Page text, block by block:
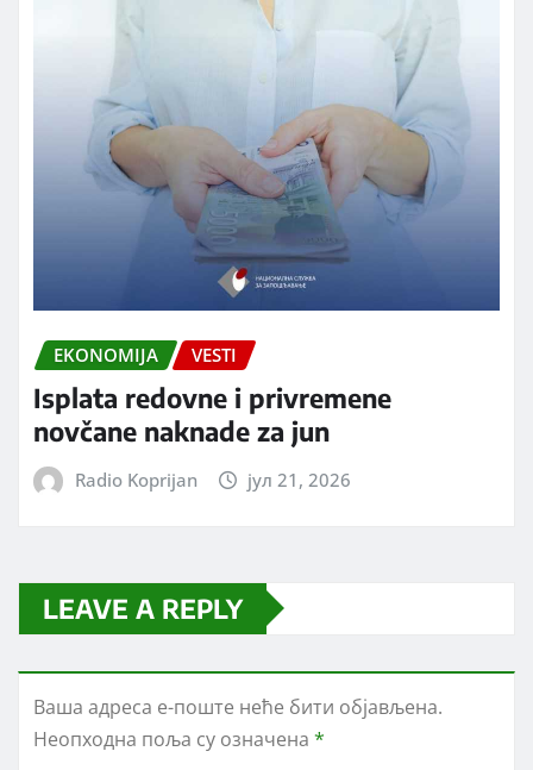
EKONOMIJA VESTI
Isplata redovne i privremene
novčane naknade za jun
Radio Koprijan јул 21, 2026
LEAVE A REPLY
Ваша адреса е-поште неће бити објављена.
Неопходна поља су означена *